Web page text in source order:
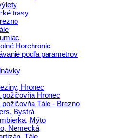
trasy
Horehronie
podľa parametrov
Hronec
požičovňa Hronec
požičovňa Tále - Brezno
Bystrá
Mýto
Nemecká
Tále